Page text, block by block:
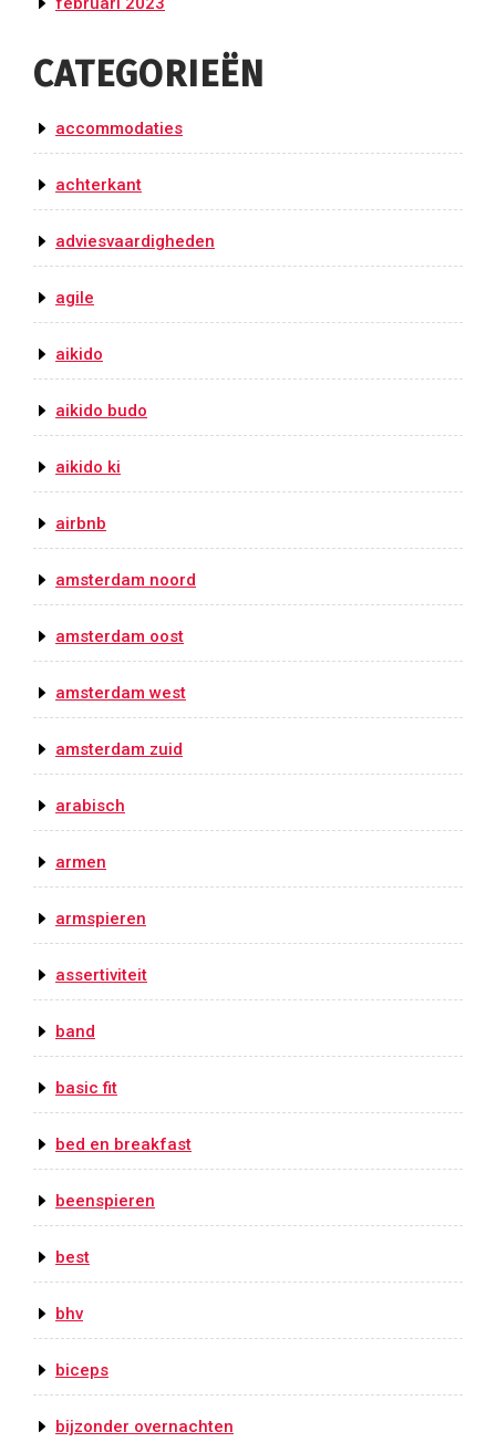
CATEGORIEËN
accommodaties
achterkant
adviesvaardigheden
agile
aikido
aikido budo
aikido ki
airbnb
amsterdam noord
amsterdam oost
amsterdam west
amsterdam zuid
arabisch
armen
armspieren
assertiviteit
band
basic fit
bed en breakfast
beenspieren
best
bhv
biceps
bijzonder overnachten